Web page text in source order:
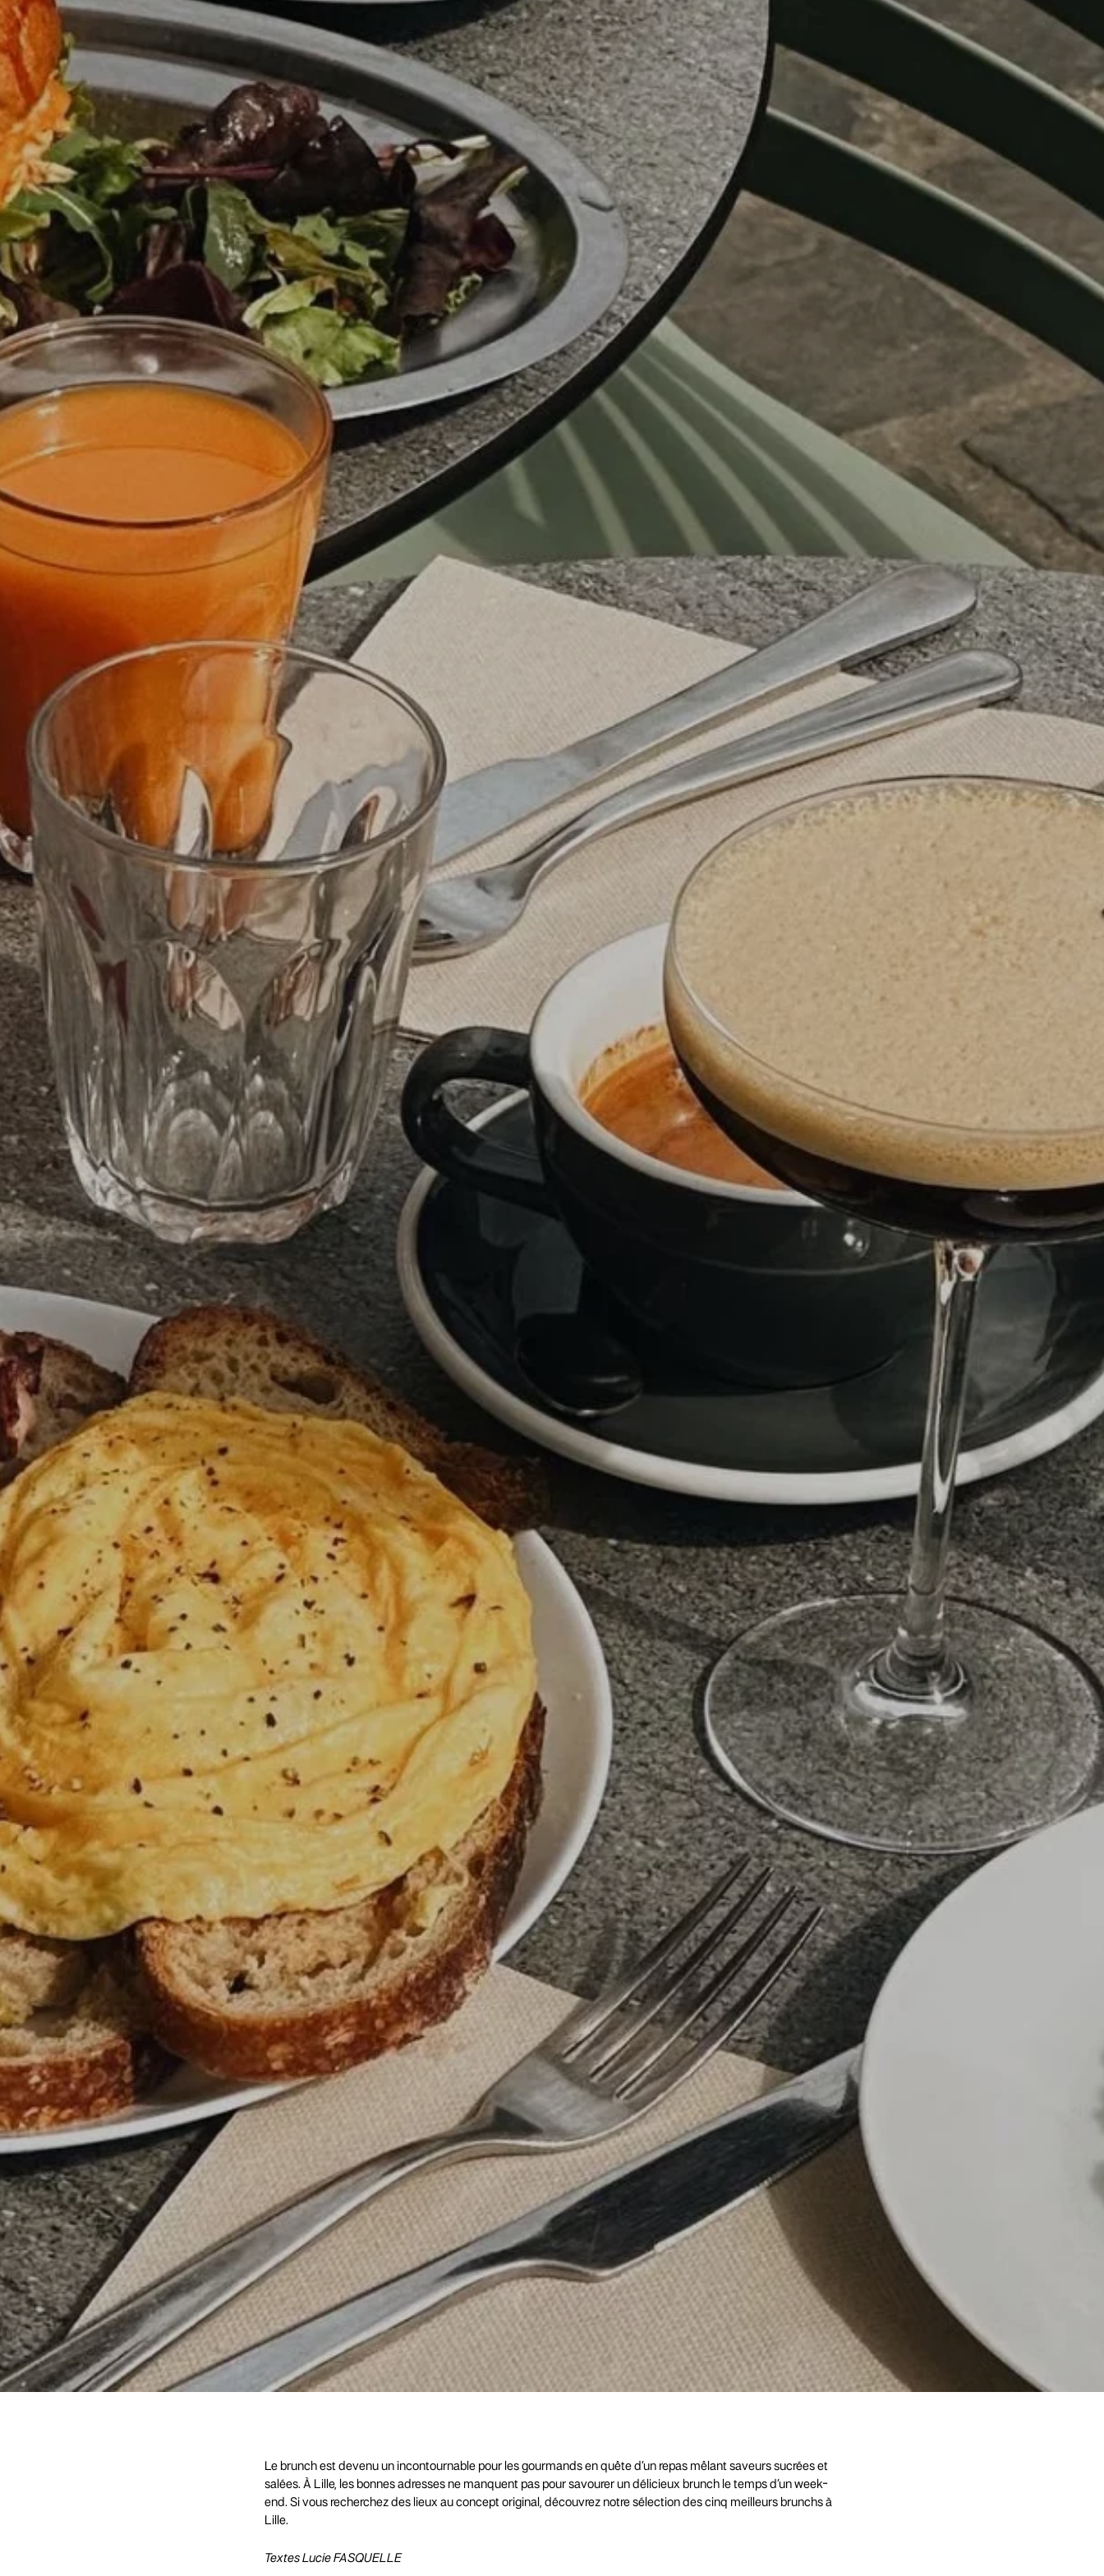
Le brunch est devenu un incontournable pour les gourmands en quête d’un repas mêlant saveurs sucrées et
salées. À Lille, les bonnes adresses ne manquent pas pour savourer un délicieux brunch le temps d’un week-
end. Si vous recherchez des lieux au concept original, découvrez notre sélection des cinq meilleurs brunchs à
Lille.
Textes Lucie FASQUELLE